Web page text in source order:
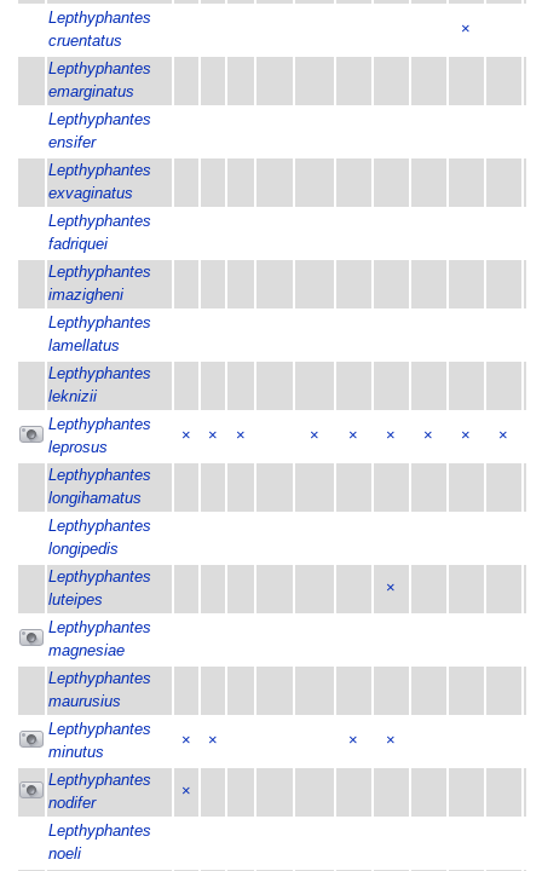
Lepthyphantes
cruentatus
×
Lepthyphantes
emarginatus
Lepthyphantes
ensifer
Lepthyphantes
exvaginatus
Lepthyphantes
fadriquei
Lepthyphantes
imazigheni
Lepthyphantes
lamellatus
Lepthyphantes
leknizii
Lepthyphantes
leprosus
× × × × × × × × ×
Lepthyphantes
longihamatus
Lepthyphantes
longipedis
Lepthyphantes
luteipes
×
Lepthyphantes
magnesiae
Lepthyphantes
maurusius
Lepthyphantes
minutus
× × × ×
Lepthyphantes
nodifer
×
Lepthyphantes
noeli